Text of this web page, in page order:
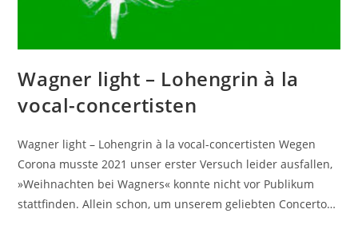
Wagner light – Lohengrin à la
vocal-concertisten
Wagner light – Lohengrin à la vocal-concertisten Wegen
Corona musste 2021 unser erster Versuch leider ausfallen,
»Weihnachten bei Wagners« konnte nicht vor Publikum
stattfinden. Allein schon, um unserem geliebten Concerto…